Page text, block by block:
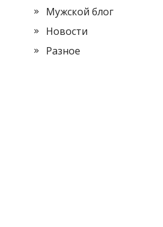
Мужской блог
Новости
Разное